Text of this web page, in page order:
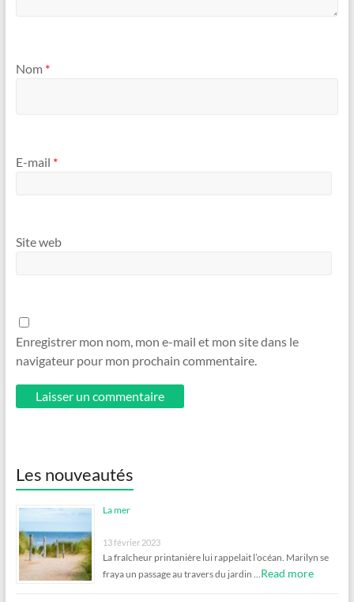
Nom *
E-mail *
Site web
Enregistrer mon nom, mon e-mail et mon site dans le
navigateur pour mon prochain commentaire.
Les nouveautés
La mer
13 février 2023
La fraîcheur printanière lui rappelait l’océan. Marilyn se
fraya un passage au travers du jardin …Read more